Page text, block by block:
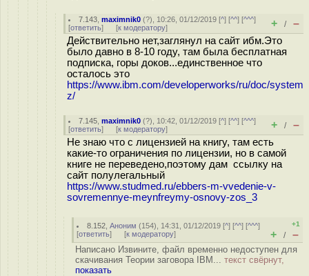
7.143 ,maximnik0 (?), 10:26, 01/12/2019 [^] [^^] [^^^]
[ответить] [к модератору] + / –
Действительно нет,заглянул на сайт ибм.Это
было давно в 8-10 году, там была бесплатная
подписка, горы доков...единственное что
осталось это
https://www.ibm.com/developerworks/ru/doc/system
z/
7.145 ,maximnik0 (?), 10:42, 01/12/2019 [^] [^^] [^^^]
[ответить] [к модератору] + / –
Не знаю что с лицензией на книгу, там есть
какие-то ограничения по лицензии, но в самой
книге не переведено,поэтому дам ссылку на
сайт полулегальный
https://www.studmed.ru/ebbers-m-vvedenie-v-
sovremennye-meynfreymy-osnovy-zos_3
8.152 ,Аноним (154), 14:31, 01/12/2019 [^] [^^] [^^^]
[ответить] [к модератору]
+1
+ / –
Написано Извините, файл временно недоступен для
скачивания Теории заговора IBM... текст свёрнут,
показать